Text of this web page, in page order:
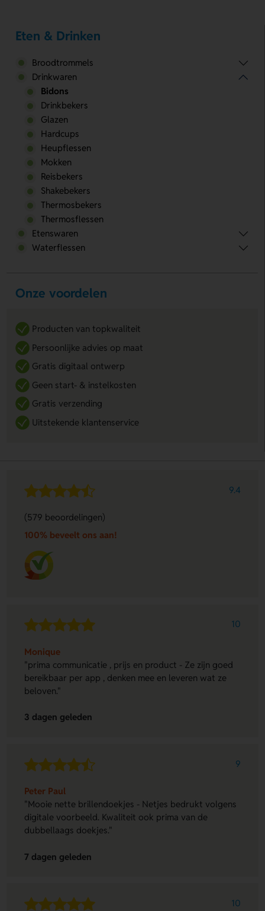
Eten & Drinken
Broodtrommels
Drinkwaren
Bidons
Drinkbekers
Glazen
Hardcups
Heupflessen
Mokken
Reisbekers
Shakebekers
Thermosbekers
Thermosflessen
Etenswaren
Waterflessen
Onze voordelen
Producten van topkwaliteit
Persoonlijke advies op maat
Gratis digitaal ontwerp
Geen start- & instelkosten
Gratis verzending
Uitstekende klantenservice
9.4
(579 beoordelingen)
100% beveelt ons aan!
10
Monique
"prima communicatie , prijs en product - Ze zijn goed
bereikbaar per app , denken mee en leveren wat ze
beloven."
3 dagen geleden
9
Peter Paul
"Mooie nette brillendoekjes - Netjes bedrukt volgens
digitale voorbeeld. Kwaliteit ook prima van de
dubbellaags doekjes."
7 dagen geleden
10